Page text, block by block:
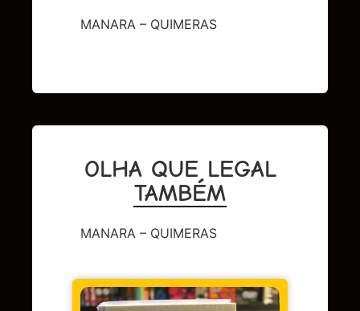
MANARA – QUIMERAS
OLHA QUE LEGAL
TAMBÉM
MANARA – QUIMERAS